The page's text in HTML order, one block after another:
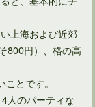
上海および近郊
800円）、格の高
とです。
人のパーティな